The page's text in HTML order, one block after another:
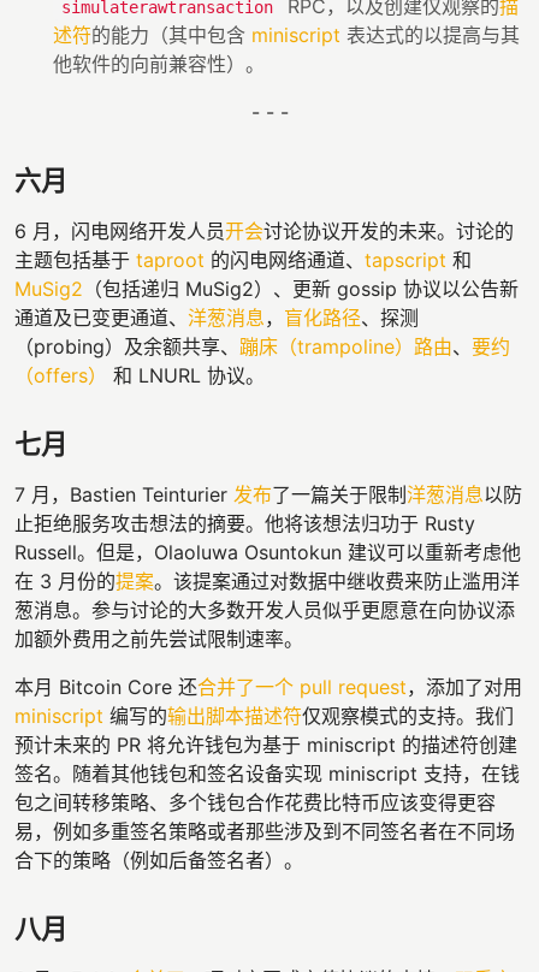
simulaterawtransaction RPC，以及创建仅观察的描
述符的能力（其中包含 miniscript 表达式的以提高与其
他软件的向前兼容性）。
- - -
六月
6 月，闪电网络开发人员开会讨论协议开发的未来。讨论的
主题包括基于 taproot 的闪电网络通道、 tapscript 和
MuSig2 （包括递归 MuSig2）、更新 gossip 协议以公告新
通道及已变更通道、 洋葱消息， 盲化路径、探测
（probing）及余额共享、 蹦床（trampoline）路由、 要约
（offers）
和 LNURL 协议。
七月
7 月，Bastien Teinturier 发布了一篇关于限制洋葱消息以防
止拒绝服务攻击想法的摘要。他将该想法归功于 Rusty
Russell。但是，Olaoluwa Osuntokun 建议可以重新考虑他
在 3 月份的提案。该提案通过对数据中继收费来防止滥用洋
葱消息。参与讨论的大多数开发人员似乎更愿意在向协议添
加额外费用之前先尝试限制速率。
本月 Bitcoin Core 还合并了一个 pull request，添加了对用
miniscript 编写的输出脚本描述符仅观察模式的支持。我们
预计未来的 PR 将允许钱包为基于 miniscript 的描述符创建
签名。随着其他钱包和签名设备实现 miniscript 支持，在钱
包之间转移策略、多个钱包合作花费比特币应该变得更容
易，例如多重签名策略或者那些涉及到不同签名者在不同场
合下的策略（例如后备签名者）。
八月